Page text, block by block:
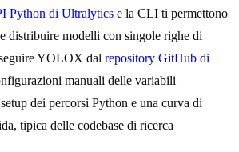
Python di Ultralytics e la CLI ti permettono
distribuire modelli con singole righe di
YOLOX dal repository GitHub di
manuali delle variabili
dei percorsi Python e una curva di
tipica delle codebase di ricerca